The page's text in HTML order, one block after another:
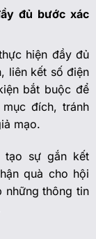
đủ bước xác
hiện đầy đủ
liên kết số điện
bắt buộc để
đích, tránh
mạo.
tạo sự gắn kết
quà cho hội
những thông tin